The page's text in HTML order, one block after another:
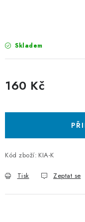
Skladem
160 Kč
Kód zboží: KIA-K
Tisk Zeptat se